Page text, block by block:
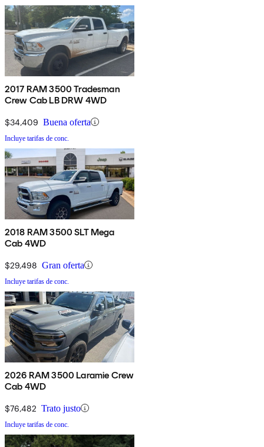
2017 RAM 3500 Tradesman
Crew Cab LB DRW 4WD
$34,409 Buena oferta
Incluye tarifas de conc.
2018 RAM 3500 SLT Mega
Cab 4WD
$29,498 Gran oferta
Incluye tarifas de conc.
2026 RAM 3500 Laramie Crew
Cab 4WD
$76,482 Trato justo
Incluye tarifas de conc.